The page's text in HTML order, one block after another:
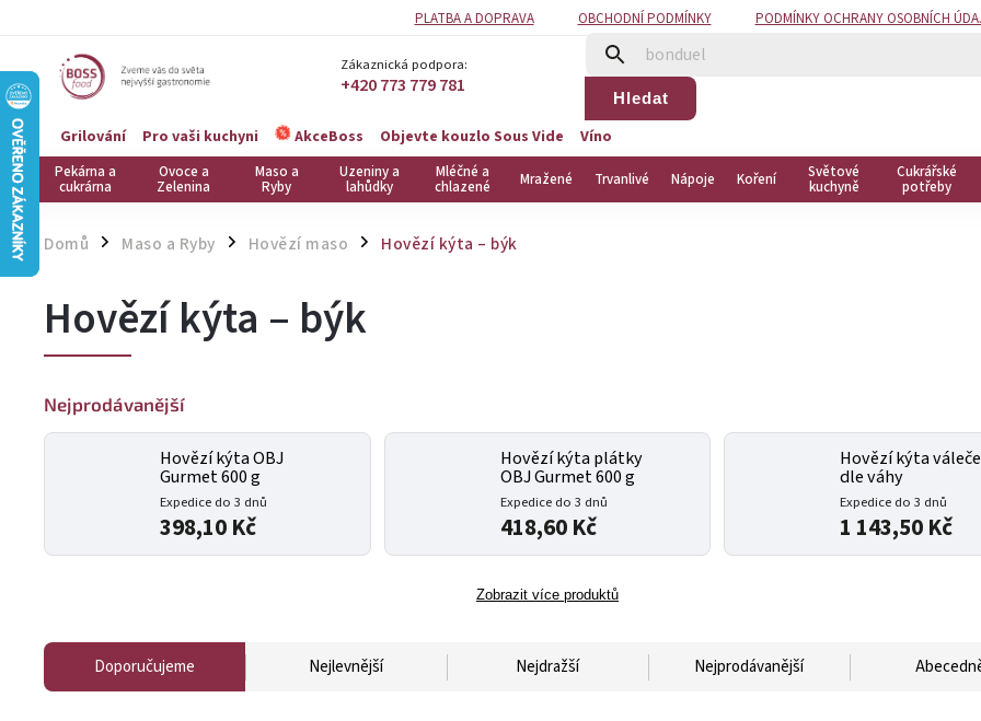
PLATBA A DOPRAVA OBCHODNÍ PODMÍNKY PODMÍNKY OCHRANY OSOBNÍCH
Zákaznická podpora:
+420 773 779 781 Hledat
Grilování Pro vaši kuchyni AkceBoss Objevte kouzlo Sous Vide Víno
Pekárna a
cukrárna
Ovoce a
Zelenina
Maso a
Ryby
Uzeniny a
lahůdky
Mléčné a
chlazené Mražené Trvanlivé Nápoje Koření Světové
kuchyně
Cukrářské
potřeby
Domů / Maso a Ryby / Hovězí maso / Hovězí kýta – býk
Hovězí kýta – býk
Nejprodávanější
Hovězí kýta OBJ
Gurmet 600 g
Expedice do 3 dnů
398,10 Kč
Hovězí kýta plátky
OBJ Gurmet 600 g
Expedice do 3 dnů
418,60 Kč
Hovězí kýta
dle váhy
Expedice do 3 dnů
1 143,50 Kč
Zobrazit více produktů
Doporučujeme Nejlevnější Nejdražší Nejprodávanější